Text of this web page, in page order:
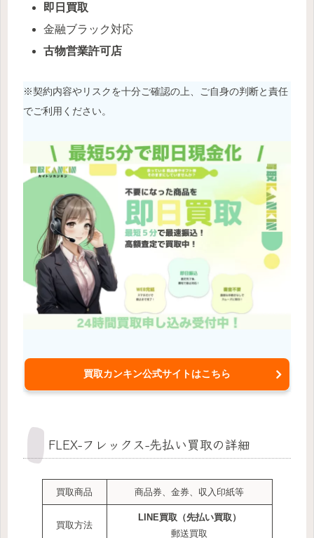
即日買取
金融ブラック対応
古物営業許可店
※契約内容やリスクを十分ご確認の上、ご自身の判断と責任
でご利用ください。
買取カンキン公式サイトはこちら
FLEX-フレックス-先払い買取の詳細
買取商品 商品券、金券、収入印紙等
買取方法
LINE買取（先払い買取）
郵送買取